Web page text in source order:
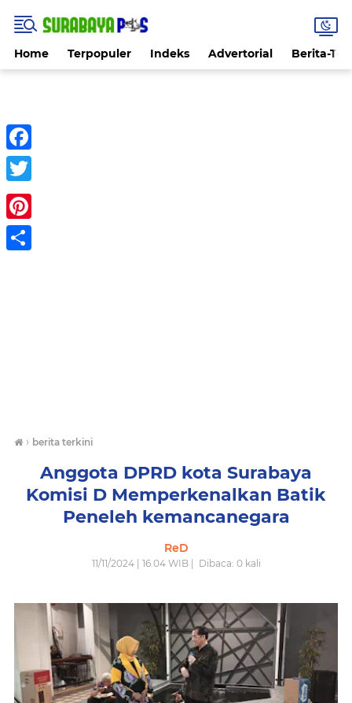
Home Terpopuler Indeks Advertorial Berita-
Facebook
Twitter
Pinterest
› berita terkini
Anggota DPRD kota Surabaya
Komisi D Memperkenalkan Batik
Peneleh kemancanegara
ReD
11/11/2024 | 16.04 WIB | Dibaca: 0kali